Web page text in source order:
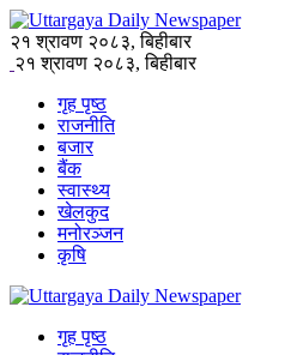
२१ श्रावण २०८३, बिहीबार
२१ श्रावण २०८३, बिहीबार
गृह पृष्ठ
राजनीति
बजार
बैंक
स्वास्थ्य
खेलकुद
मनोरञ्जन
कृषि
गृह पृष्ठ